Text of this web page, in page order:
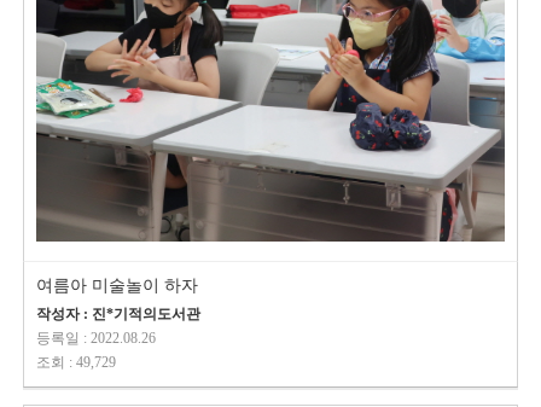
여름아 미술놀이 하자
작성자 : 진*기적의도서관
등록일 : 2022.08.26
조회 : 49,729